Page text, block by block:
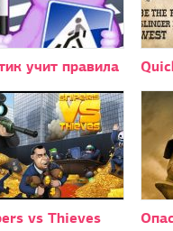
учит правила
vs Thieves